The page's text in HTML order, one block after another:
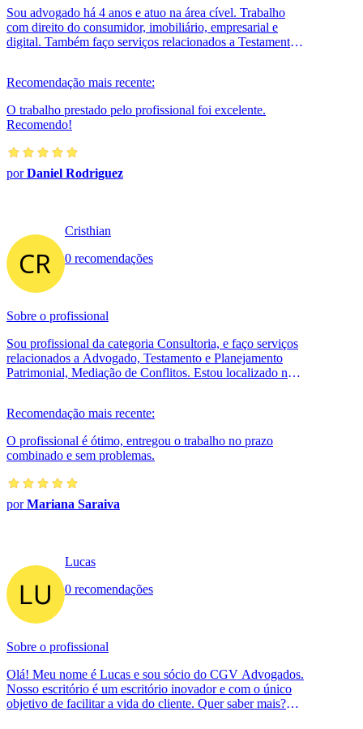
Sou advogado há 4 anos e atuo na área cível. Trabalho
com direito do consumidor, imobiliário, empresarial e
digital. Também faço serviços relacionados a Testamento,
Recomendação mais recente:
O trabalho prestado pelo profissional foi excelente.
Recomendo!
porDaniel Rodriguez
Cristhian
0 recomendações
Sobre o profissional
Sou profissional da categoria Consultoria, e faço serviços
relacionados a Advogado, Testamento e Planejamento
Patrimonial, Mediação de Conflitos. Estou localizado no
Recomendação mais recente:
O profissional é ótimo, entregou o trabalho no prazo
combinado e sem problemas.
porMariana Saraiva
Lucas
0 recomendações
Sobre o profissional
Olá! Meu nome é Lucas e sou sócio do CGV Advogados.
Nosso escritório é um escritório inovador e com o único
objetivo de facilitar a vida do cliente. Quer saber mais?